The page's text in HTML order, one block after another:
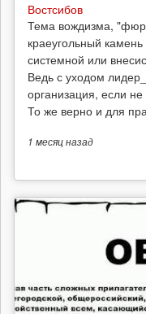
Востсибов
Тема вождизма,
краеугольный
системной или
Ведь с уходом
организация, если
То же верно и для
1 месяцназад